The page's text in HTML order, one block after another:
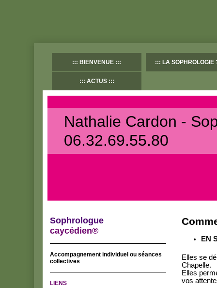
BIENVENUE LA SOPHROLOGIE
ACTUS
Nathalie Cardon -
06.32.69.55.80
EN
Elles se
Chapelle.
Elles
vos
Sophrologue
caycédien®
Accompagnement individuel ou séances
collectives
LIENS